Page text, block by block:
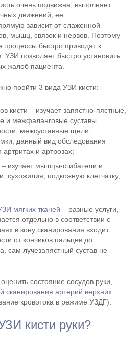
очень подвижна, выполняет
движений, ее
зависит от слаженной
мышц, связок и нервов. Поэтому
процессы быстро приводят к
позволяет быстро установить
жалоб пациента.
пройти 3 вида УЗИ кисти:
кисти – изучает запястно-пястные,
и межфаланговые суставы,
межсуставные щели,
данный вид обследования
и артрозах;
изучает мышцы-сгибатели и
сухожилия, подкожную клетчатку,
мягких тканей – разные услуги,
отдельно в соответствии с
в зону сканирования входит
от кончиков пальцев до
сам лучезапястный сустав не
состояние сосудов руки,
сканирования артерий верхних
кровотока в режиме УЗДГ).
кисти руки?